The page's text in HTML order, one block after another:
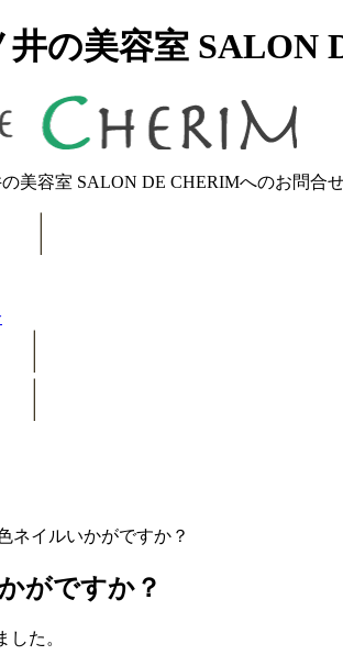
井の美容室 SALON
ネイルいかがですか？
がですか？
た。